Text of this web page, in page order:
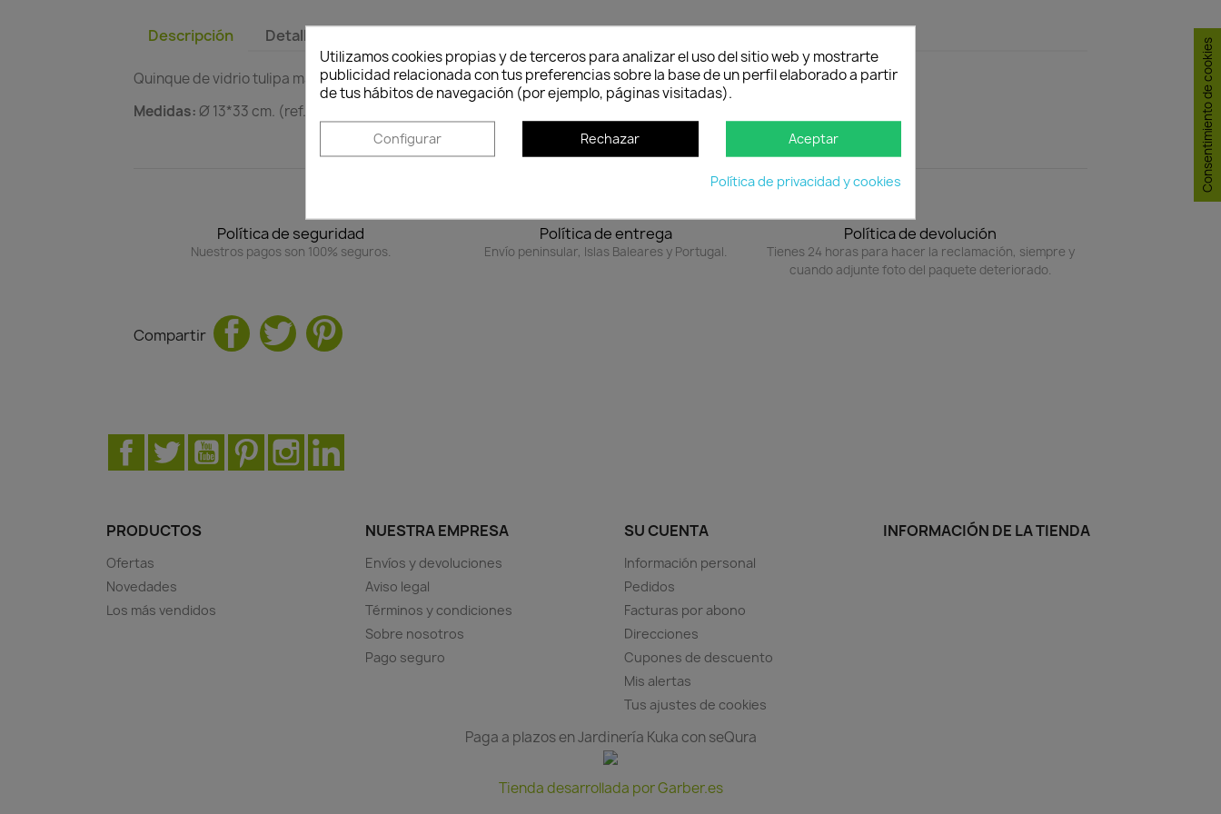
Descripción Detalles del producto
Quinque de vidrio tulipa máquina
Medidas: Ø 13*33 cm. (ref. CA533)
Política de seguridad
Nuestros pagos son 100% seguros.
Política de entrega
Envío peninsular, Islas Baleares y Portugal.
Política de devolución
Tienes 24 horas para hacer la reclamación, siempre y
cuando adjunte foto del paquete deteriorado.
Compartir
Facebook
Twitter YouTubePinterestInstagram
PRODUCTOS
Ofertas
Novedades
Los más vendidos
NUESTRA EMPRESA
Envíos y devoluciones
Aviso legal
Términos y condiciones
Sobre nosotros
Pago seguro
SU CUENTA
Información personal
Pedidos
Facturas por abono
Direcciones
Cupones de descuento
Mis alertas
Tus ajustes de cookies
INFORMACIÓN DE LA TIENDA
Paga a plazos en Jardinería Kuka con seQura
Tienda desarrollada por Garber.es
Utilizamos cookies propias y de terceros para analizar el uso del sitio web y mostrarte
publicidad relacionada con tus preferencias sobre la base de un perfil elaborado a partir
de tus hábitos de navegación (por ejemplo, páginas visitadas).
Configurar Rechazar Aceptar
Política de privacidad y cookies Consentimiento de cookies